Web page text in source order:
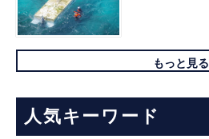
もっと見る
人気キーワード